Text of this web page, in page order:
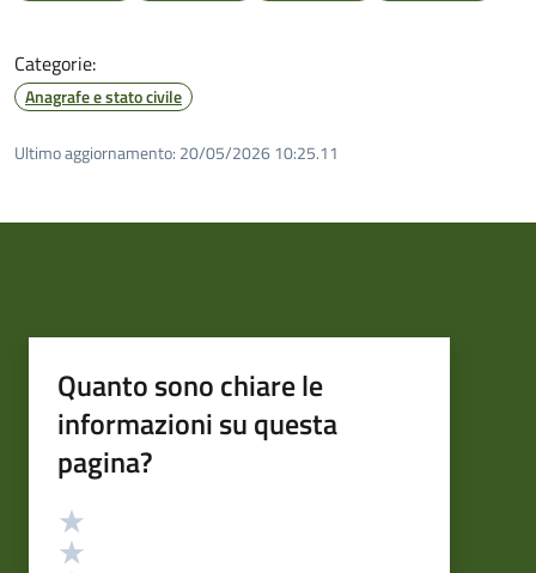
Categorie:
Anagrafe e stato civile
Ultimo aggiornamento: 20/05/2026 10:25.11
Quanto sono chiare le
informazioni su questa
pagina?
Valutazione